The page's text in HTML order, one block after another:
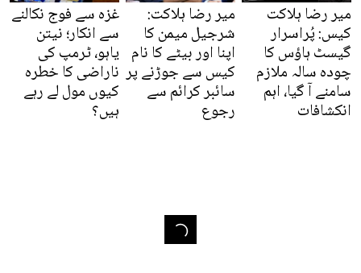
میر رضا ہلاکت
کیس: پُراسرار
گیسٹ ہاؤس کا
چودہ سالہ ملازم
سامنے آ گیا، اہم
انکشافات
میر رضا ہلاکت:
شرجیل میمن کا
اپنا اور بیٹے کا نام
کیس سے جوڑنے پر
سائبر کرائم سے
رجوع
غزہ سے فوج نکالنے
سے انکار؛ نیتن
یاہو، ٹرمپ کی
ناراضی کا خطرہ
کیوں مول لے رہے
ہیں؟